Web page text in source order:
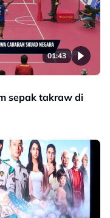
01:43
sepak takraw di